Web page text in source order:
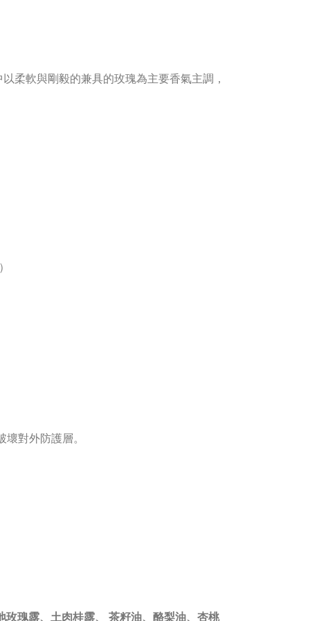
柔軟與剛毅的兼具的玫瑰為主要香氣主調，
對外防護層。
瑰露、土肉桂露、 茶籽油、酪梨油、杏桃